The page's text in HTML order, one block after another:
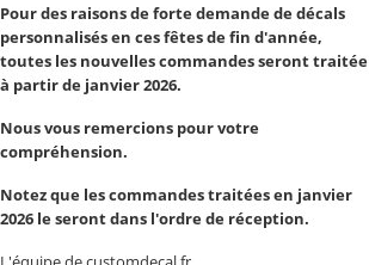
Pour des raisons de forte demande de décals
personnalisés en ces fêtes de fin d'année,
toutes les nouvelles commandes seront traitée
à partir de janvier 2026.
Nous vous remercions pour votre
compréhension.
Notez que les commandes traitées en janvier
2026 le seront dans l'ordre de réception.